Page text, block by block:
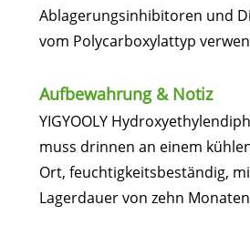
Ablagerungsinhibitoren und
vom Polycarboxylattyp
Aufbewahrung & Notiz
YIGYOOLY
muss drinnen an einem
Ort, feuchtigkeitsbeständig,
Lagerdauer von zehn